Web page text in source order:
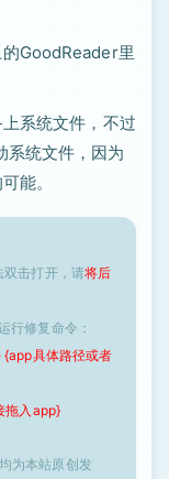
GoodReader里
系统文件，不过
系统文件，因为
能。
双击打开，请将后
行修复命令：
具体路径或者
拖入app}
为本站原创发